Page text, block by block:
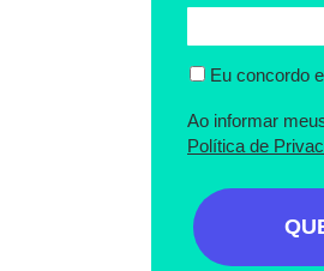
Eu concordo
Ao informar
Política de